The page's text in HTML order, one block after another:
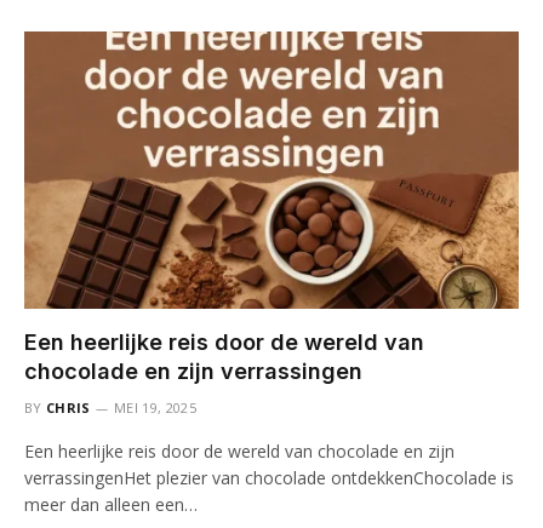
Een heerlijke reis door de wereld van
chocolade en zijn verrassingen
BY CHRIS MEI 19, 2025
Een heerlijke reis door de wereld van chocolade en zijn
verrassingenHet plezier van chocolade ontdekkenChocolade is
meer dan alleen een…